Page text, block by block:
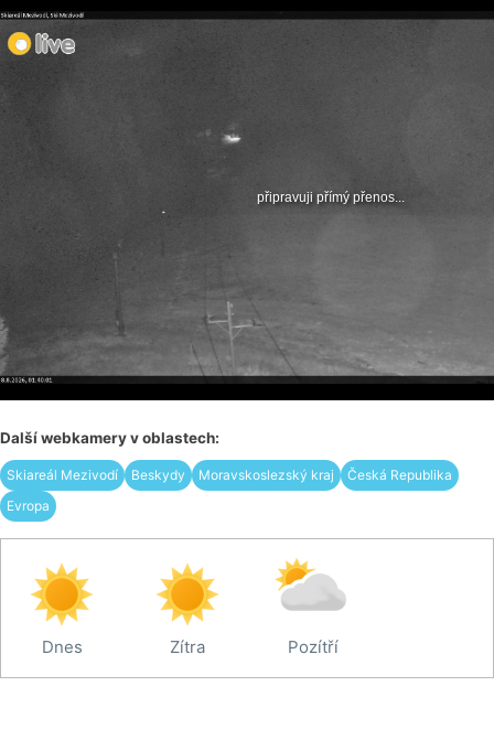
Další webkamery v oblastech:
Skiareál Mezivodí Beskydy Moravskoslezský kraj
Česká Republika
Evropa
Dnes Zítra Pozítří